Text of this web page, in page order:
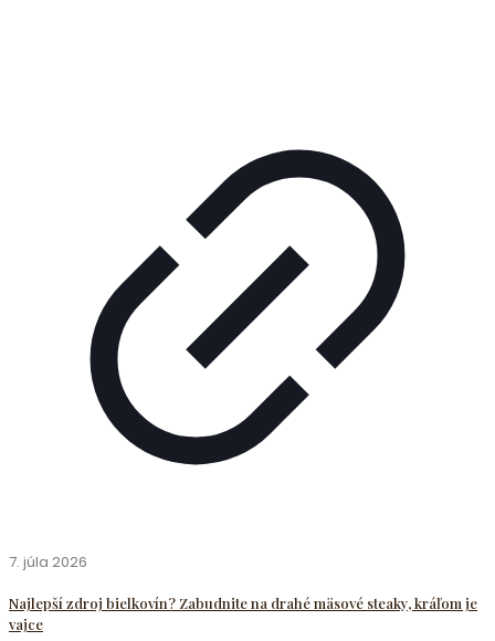
7. júla 2026
Najlepší zdroj bielkovín? Zabudnite na drahé mäsové steaky, kráľom je
vajce